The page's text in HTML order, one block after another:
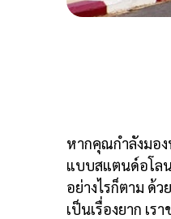
หากคุณกำลังมอง
แบบสแตนด์อโล
อย่างไรก็ตาม ด้
เป็นเรื่องยาก เ